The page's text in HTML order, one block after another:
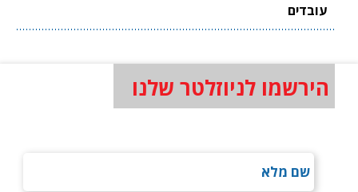
עובדים
הירשמו לניוזלטר שלנו